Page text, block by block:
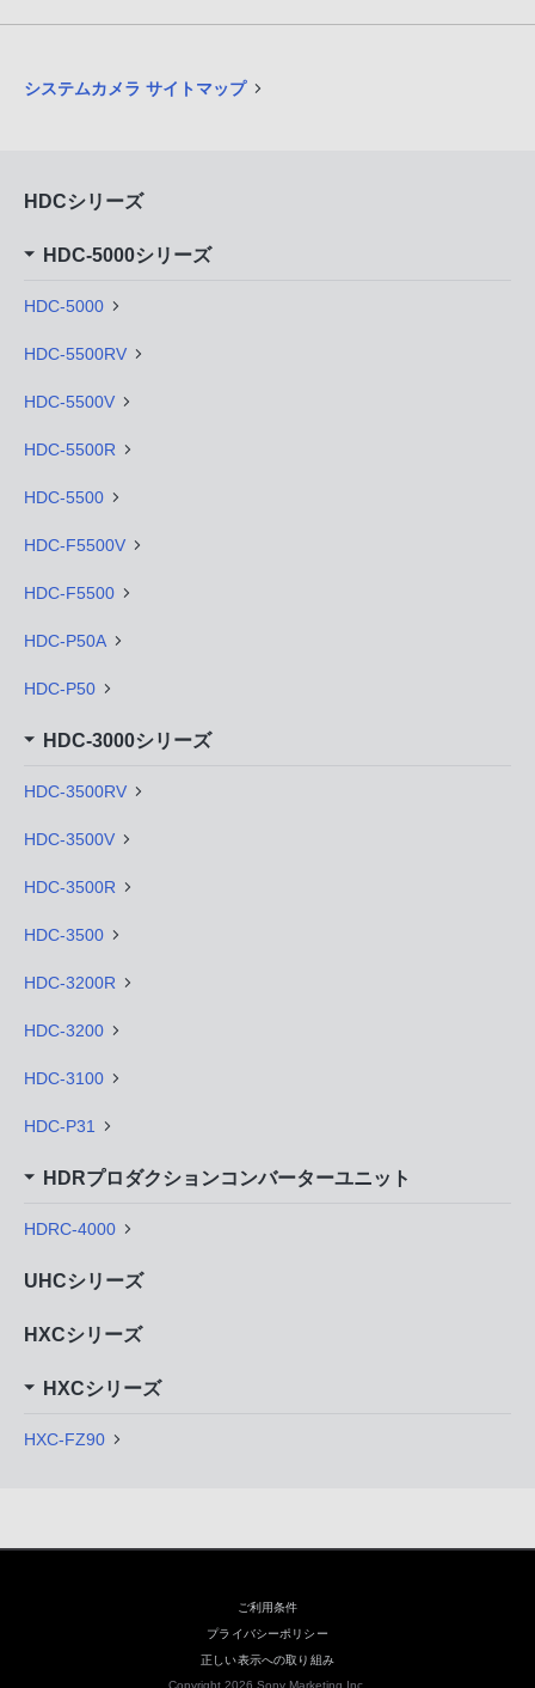
システムカメラ サイトマップ
HDCシリーズ
HDC-5000シリーズ
HDC-5000
HDC-5500RV
HDC-5500V
HDC-5500R
HDC-5500
HDC-F5500V
HDC-F5500
HDC-P50A
HDC-P50
HDC-3000シリーズ
HDC-3500RV
HDC-3500V
HDC-3500R
HDC-3500
HDC-3200R
HDC-3200
HDC-3100
HDC-P31
HDRプロダクションコンバーターユニット
HDRC-4000
UHCシリーズ
HXCシリーズ
HXCシリーズ
HXC-FZ90
ご利用条件
プライバシーポリシー
正しい表示への取り組み
Copyright 2026 Sony Marketing Inc.